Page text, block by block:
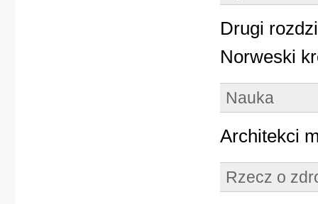
Drugi
Norweski
Nauka
Architekci
Rzecz o